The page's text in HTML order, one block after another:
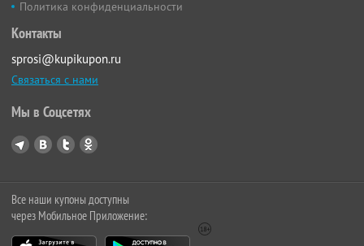
Политика конфиденциальности
Контакты
sprosi@kupikupon.ru
Связаться с нами
Мы в Соцсетях
Все наши купоны доступны
через Мобильное Приложение: